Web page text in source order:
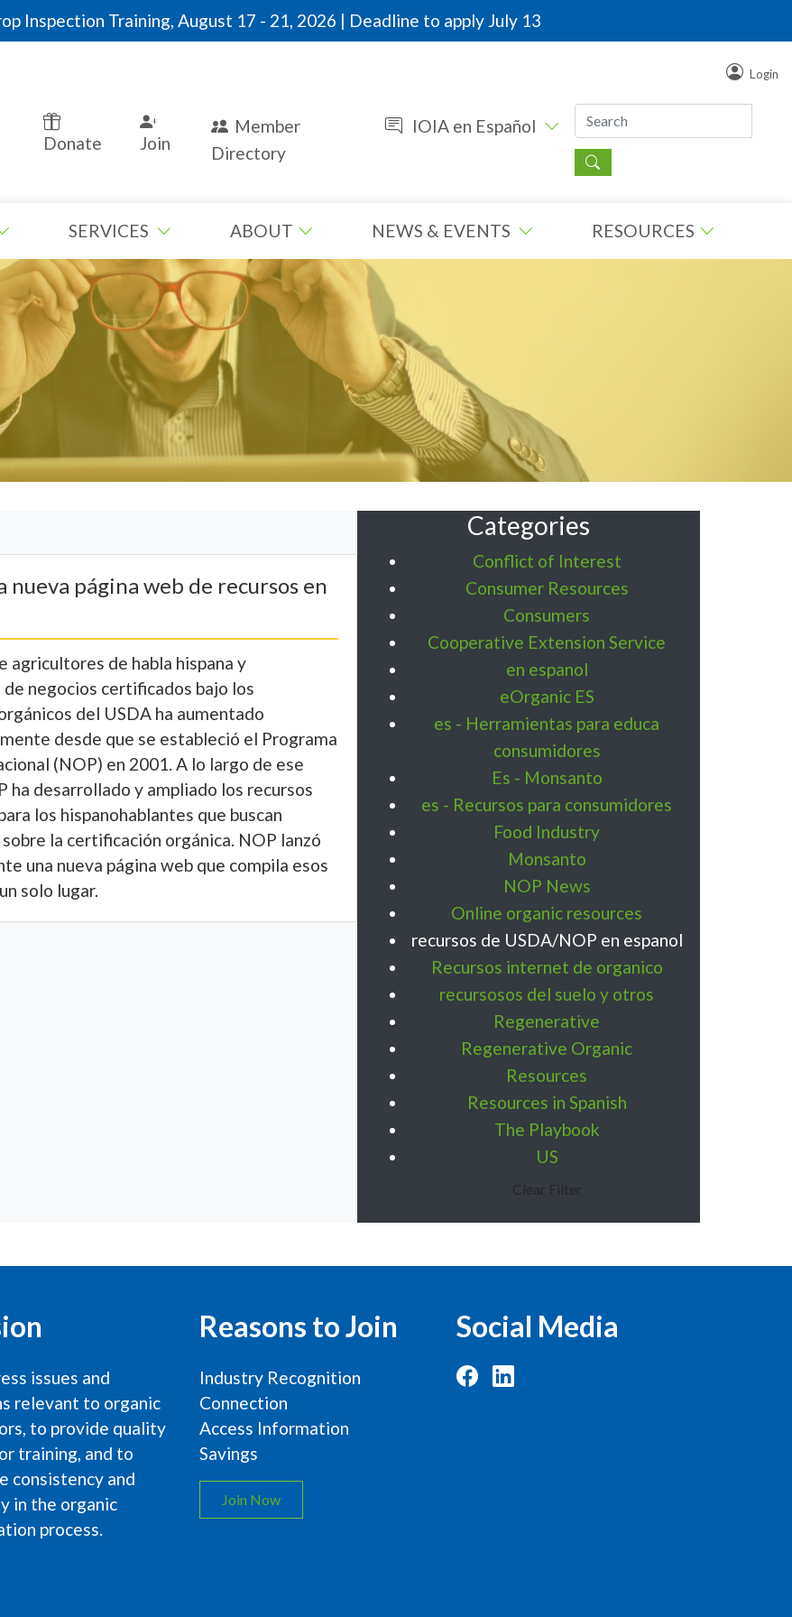
Inspection Training, August 17 - 21, 2026 | Deadline to apply July 13
Login
Donate Join
Member
Directory
IOIA en Español
SERVICES ABOUT NEWS & EVENTS RESOURCES
nueva página web de recursos en
agricultores de habla hispana y
negocios certificados bajo los
del USDA ha aumentado
desde que se estableció el Programa
(NOP) en 2001. A lo largo de ese
ha desarrollado y ampliado los recursos
los hispanohablantes que buscan
la certificación orgánica. NOP lanzó
una nueva página web que compila esos
solo lugar.
Categories
Conflict of Interest
Consumer Resources
Consumers
Cooperative Extension Service
en espanol
eOrganic ES
es - Herramientas para educa
consumidores
Es - Monsanto
es - Recursos para consumidores
Food Industry
Monsanto
NOP News
Online organic resources
recursos de USDA/NOP en espanol
Recursos internet de organico
recursosos del suelo y otros
Regenerative
Regenerative Organic
Resources
Resources in Spanish
The Playbook
US
Clear Filter
issues and
relevant to organic
to provide quality
training, and to
consistency and
in the organic
process.
Reasons to Join
Industry Recognition
Connection
Access Information
Savings
Join Now
Social Media